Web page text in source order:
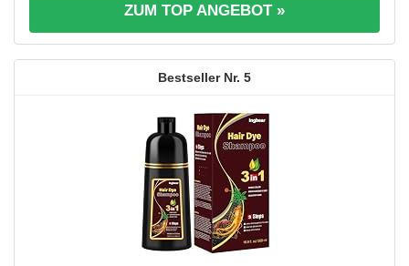
ZUM TOP ANGEBOT »
5